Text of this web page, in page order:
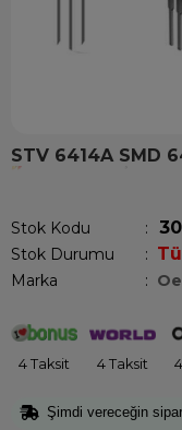
STV 6414A SMD
Stok Kodu
Stok Durumu :
Marka :
4 Taksit 4 Taksit
Şimdi vereceğin